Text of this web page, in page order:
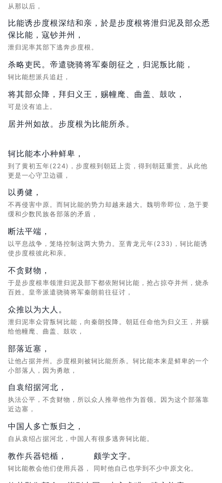
从那以后，
比能诱步度根深结和亲，於是步度根将泄归泥及部众悉
保比能，寇钞并州，
泄归泥率其部下逃奔步度根。
杀略吏民。帝遣骁骑将军秦朗征之，归泥叛比能，
轲比能想派兵追赶，
将其部众降，拜归义王，赐幢麾、曲盖、鼓吹，
可是没有追上。
居并州如故。步度根为比能所杀。
轲比能本小种鲜卑，
到了黄初五年(224)，步度根到朝廷上贡，得到朝廷重赏。从此他
更是一心守卫边疆，
以勇健，
不再侵害中原。而轲比能的势力却越来越大。魏明帝即位，急于要
缓和少数民族各部落的矛盾，
断法平端，
以平息战争，笼络控制这两大势力。至青龙元年(233)，轲比能诱
使步度根彼此和亲。
不贪财物，
于是步度根率领泄归泥及部下都依附轲比能，抢占掠夺并州，烧杀
百姓。皇帝派遣骁骑将军秦朗前往征讨，
众推以为大人。
泄归泥率众背叛轲比能，向秦朗投降。朝廷任命他为归义王，并赐
给他幢麾、曲盖、鼓吹，
部落近塞，
让他占据并州。步度根则被轲比能所杀。轲比能本来是鲜卑的一个
小部落人，因为勇敢，
自袁绍据河北，
执法公平，不贪财物，所以众人推举他作为首领。因为这个部落靠
近边塞，
中国人多亡叛归之，
自从袁绍占据河北，中国人有很多逃奔轲比能。
教作兵器铠楯，
轲比能教会他们使用兵器，
颇学文字。
同时他自己也学到不少中原文化。